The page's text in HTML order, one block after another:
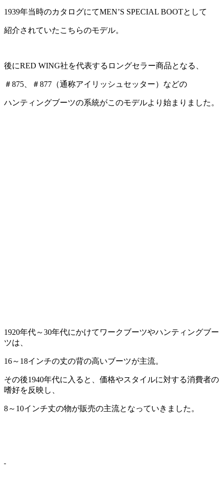
1939年当時のカタログにてMEN’S SPECIAL BOOTとして
紹介されていたこちらのモデル。
後にRED WING社を代表するロングセラー商品となる、
＃875、＃877（通称アイリッシュセッター）などの
ハンティングブーツの系統がこのモデルより始まりました。
1920年代～30年代にかけてワークブーツやハンティングブー
ツは、
16～18インチの丈の背の高いブーツが主流。
その後1940年代に入ると、価格やスタイルに対する消費者の
嗜好を反映し、
8～10インチ丈の物が販売の主流となっていきました。